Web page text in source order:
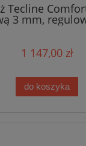
Tecline
3 mm,
- waga
1 147,00 zł
do koszyka